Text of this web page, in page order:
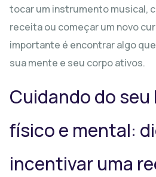
tocar um instrumento musical,
receita ou começar um novo
importante é encontrar algo
sua mente e seu corpo ativos.
Cuidando do
físico e mental:
incentivar uma